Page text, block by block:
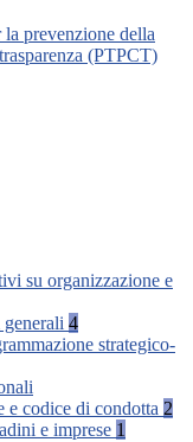
prevenzione della
(PTPCT)
su organizzazione e
4
strategico-
e codice di condotta 2
e imprese 1